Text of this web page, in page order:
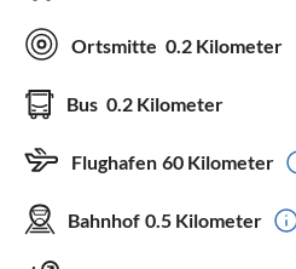
Ortsmitte 0.2 Kilometer
Bus 0.2 Kilometer
Flughafen 60 Kilometer
Bahnhof 0.5 Kilometer